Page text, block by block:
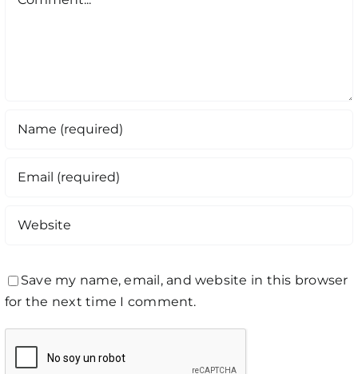
Save my name, email, and website in this browser
for the next time I comment.